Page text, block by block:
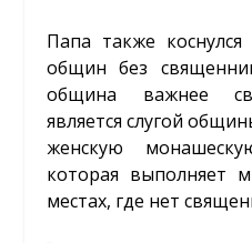
Папа также
общин без
община важнее
является слугой
женскую
которая выполняет
местах, где нет